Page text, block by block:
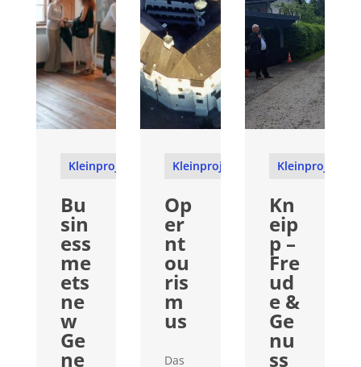
Kleinprojekte
Bu
sin
ess
me
ets
ne
w
Ge
ne
Kleinprojekte
Op
er
nt
ou
ris
m
us
Das
Kleinprojekte
Kn
eip
p –
Fre
ud
e &
Ge
nu
ss